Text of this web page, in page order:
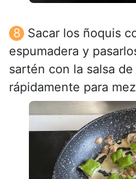
Sacar los ñoquis
espumadera y
sartén con la salsa
rápidamente para